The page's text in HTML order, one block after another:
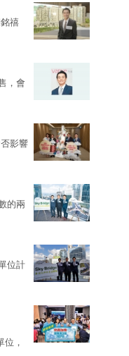
禧
，會
影響
的兩
位計
，